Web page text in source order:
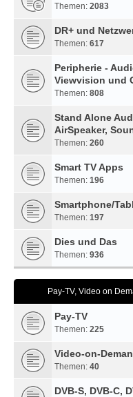
Themen: 2083
DR+ und
Themen: 617
Peripherie -
Viewvision und
Themen: 808
Stand Alone
AirSpeaker,
Themen: 260
Smart TV Apps
Themen: 196
Smartphone/
Themen: 197
Dies und Das
Themen: 936
Pay-TV, Video on
Pay-TV
Themen: 225
Video-on-
Themen: 40
DVB-S, DVB-C,